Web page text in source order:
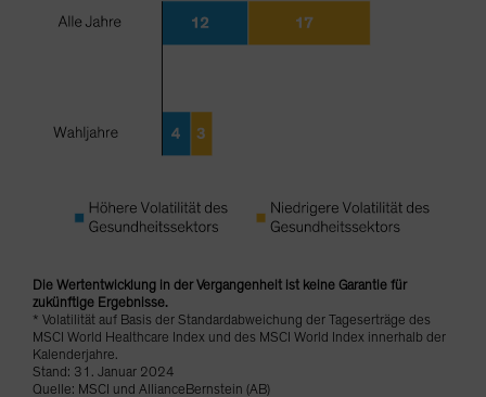
Die Wertentwicklung in der Vergangenheit ist keine Garantie für
zukünftige Ergebnisse.
* Volatilität auf Basis der Standardabweichung der Tageserträge des
MSCI World Healthcare Index und des MSCI World Index innerhalb der
Kalenderjahre.
Stand: 31. Januar 2024
Quelle: MSCI und AllianceBernstein (AB)